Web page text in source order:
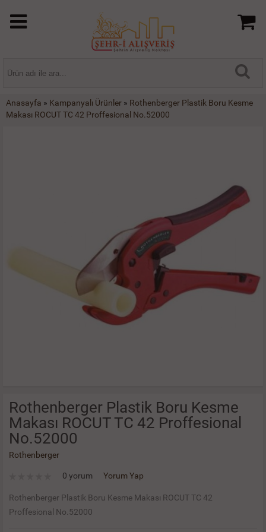
Anasayfa » Kampanyalı Ürünler » Rothenberger Plastik Boru Kesme
Makası ROCUT TC 42 Proffesional No.52000
Rothenberger Plastik Boru Kesme
Makası ROCUT TC 42 Proffesional
No.52000
Rothenberger
0 yorum Yorum Yap
Rothenberger Plastik Boru Kesme Makası ROCUT TC 42
Proffesional No.52000